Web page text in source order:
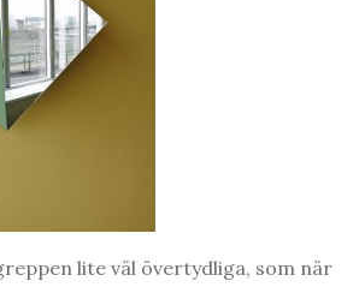
lite väl övertydliga, som när